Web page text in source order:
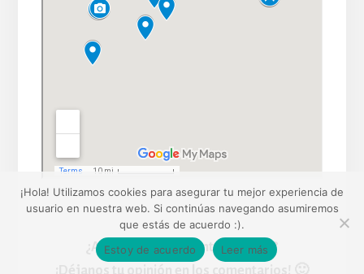
¿Añadirías algún punto a la lista?
¡Hola! Utilizamos cookies para asegurar tu mejor experiencia de
usuario en nuestra web. Si continúas navegando asumiremos
que estás de acuerdo :).
Estoy de acuerdo
Leer más